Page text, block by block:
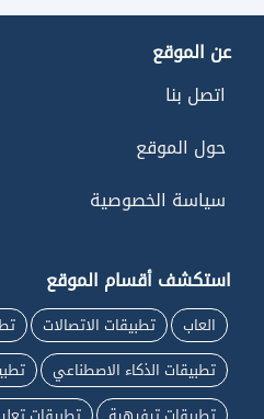
عن الموقع
اتصل بنا
حول الموقع
سياسة الخصوصية
استكشف أقسام الموقع
العاب تطبيقات الاتصالات
تطبيقات الذكاء الاصطناعي